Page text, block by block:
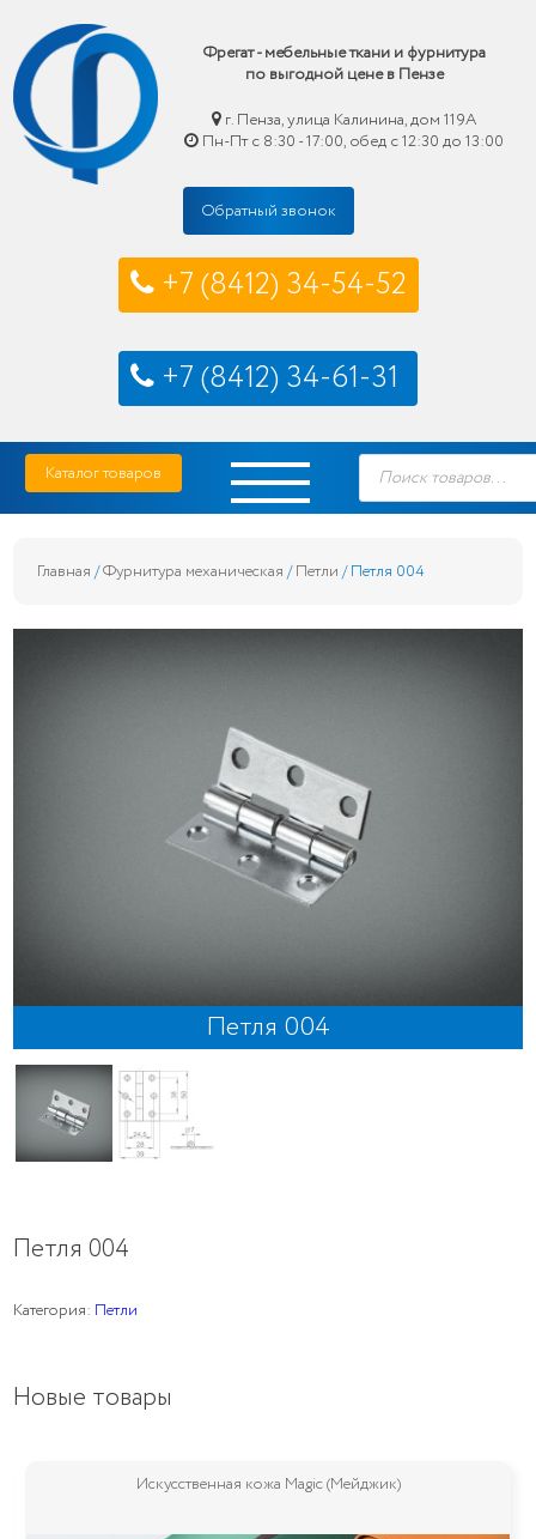
Фрегат - мебельные ткани и фурнитура
по выгодной цене в Пензе
г. Пенза, улица Калинина, дом 119А
Пн-Пт с 8:30 - 17:00, обед с 12:30 до 13:00
Обратный звонок
+7 (8412) 34-54-52
+7 (8412) 34-61-31
Skip
content
Фрегат — мебельные ткани и фурнитура купить по выгодной цене в Пензе
Каталог товаров
Поиск
товаров
Главная /Фурнитура механическая /Петли / Петля 004
Петля 004
Петля 004
Категория: Петли
Новые товары
Искусственная кожа Magic (Мейджик)